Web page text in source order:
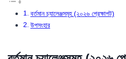
বর্তমান চ্যালেঞ্জসমূহ (২০২৬ প্রেক্ষাপট)
উপসংহার